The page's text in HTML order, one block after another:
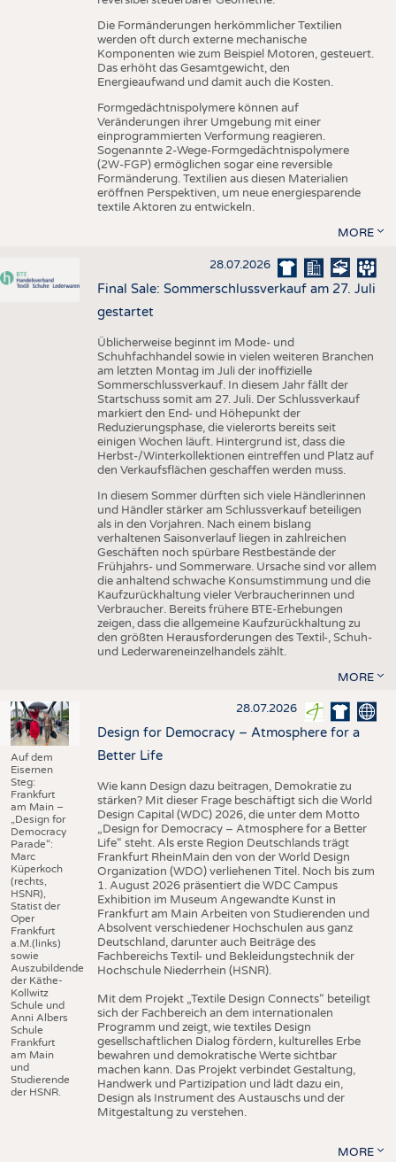
Die Formänderungen herkömmlicher Textilien
werden oft durch externe mechanische
Komponenten wie zum Beispiel Motoren, gesteuert.
Das erhöht das Gesamtgewicht, den
Energieaufwand und damit auch die Kosten.
Formgedächtnispolymere können auf
Veränderungen ihrer Umgebung mit einer
einprogrammierten Verformung reagieren.
Sogenannte 2-Wege-Formgedächtnispolymere
(2W-FGP) ermöglichen sogar eine reversible
Formänderung. Textilien aus diesen Materialien
eröffnen Perspektiven, um neue energiesparende
textile Aktoren zu entwickeln.
MORE
28.07.2026
Final Sale: Sommerschlussverkauf am 27. Juli
gestartet
Üblicherweise beginnt im Mode- und
Schuhfachhandel sowie in vielen weiteren Branchen
am letzten Montag im Juli der inoffizielle
Sommerschlussverkauf. In diesem Jahr fällt der
Startschuss somit am 27. Juli. Der Schlussverkauf
markiert den End- und Höhepunkt der
Reduzierungsphase, die vielerorts bereits seit
einigen Wochen läuft. Hintergrund ist, dass die
Herbst-/Winterkollektionen eintreffen und Platz auf
den Verkaufsflächen geschaffen werden muss.
In diesem Sommer dürften sich viele Händlerinnen
und Händler stärker am Schlussverkauf beteiligen
als in den Vorjahren. Nach einem bislang
verhaltenen Saisonverlauf liegen in zahlreichen
Geschäften noch spürbare Restbestände der
Frühjahrs- und Sommerware. Ursache sind vor allem
die anhaltend schwache Konsumstimmung und die
Kaufzurückhaltung vieler Verbraucherinnen und
Verbraucher. Bereits frühere BTE-Erhebungen
zeigen, dass die allgemeine Kaufzurückhaltung zu
den größten Herausforderungen des Textil-, Schuh-
und Lederwareneinzelhandels zählt.
MORE
Auf dem
Eisernen
Steg:
Frankfurt
am Main –
„Design for
Democracy
Parade“:
Marc
Küperkoch
(rechts,
HSNR),
Statist der
Oper
Frankfurt
a.M.(links)
sowie
Auszubildende
der Käthe-
Kollwitz
Schule und
Anni Albers
Schule
Frankfurt
am Main
und
Studierende
der HSNR.
28.07.2026
Design for Democracy – Atmosphere for a
Better Life
Wie kann Design dazu beitragen, Demokratie zu
stärken? Mit dieser Frage beschäftigt sich die World
Design Capital (WDC) 2026, die unter dem Motto
„Design for Democracy – Atmosphere for a Better
Life“ steht. Als erste Region Deutschlands trägt
Frankfurt RheinMain den von der World Design
Organization (WDO) verliehenen Titel. Noch bis zum
1. August 2026 präsentiert die WDC Campus
Exhibition im Museum Angewandte Kunst in
Frankfurt am Main Arbeiten von Studierenden und
Absolvent verschiedener Hochschulen aus ganz
Deutschland, darunter auch Beiträge des
Fachbereichs Textil- und Bekleidungstechnik der
Hochschule Niederrhein (HSNR).
Mit dem Projekt „Textile Design Connects“ beteiligt
sich der Fachbereich an dem internationalen
Programm und zeigt, wie textiles Design
gesellschaftlichen Dialog fördern, kulturelles Erbe
bewahren und demokratische Werte sichtbar
machen kann. Das Projekt verbindet Gestaltung,
Handwerk und Partizipation und lädt dazu ein,
Design als Instrument des Austauschs und der
Mitgestaltung zu verstehen.
MORE